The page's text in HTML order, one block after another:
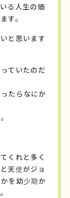
る人生の価
す。
と思います
ていたのだ
たらなにか
くれと多く
天使がジョ
を幼少期か